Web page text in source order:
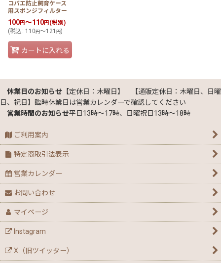
コバエ防止飼育ケース
用スポンジフィルター
100円～110円 (税別)
(税込 : 110円～121 円)
カートに入れる
休業日のお知らせ 【定休日：木曜日】 【通販定休日：木曜日、日曜
日、祝日】臨時休業日は営業カレンダーで確認してください
営業時間のお知らせ平日13時～17時、日曜祝日13時～18時
ご利用案内
特定商取引法表示
営業カレンダー
お問い合わせ
マイページ
Instagram
X（旧ツイッター）